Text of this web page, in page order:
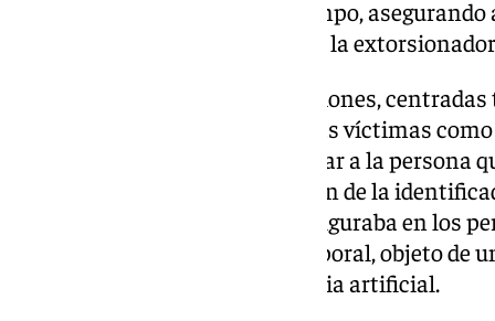
“gancho” se mantenía en el tiempo,
haber mantenido “directos” con la
Continuando con las averiguaciones,
rastro del dinero abonado por las víctimas
redes sociales, se logró identificar a la persona
una mujer de 26 años. La imagen de la
edad y rasgos faciales, a la que figuraba en los
cambio el resto de su figura corporal, objeto
mediante el uso de la inteligencia artificial.